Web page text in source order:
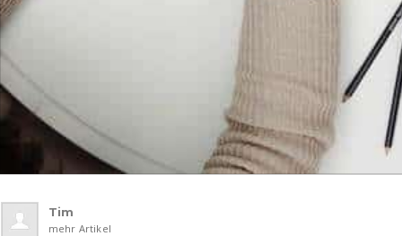
Tim
mehr Artikel